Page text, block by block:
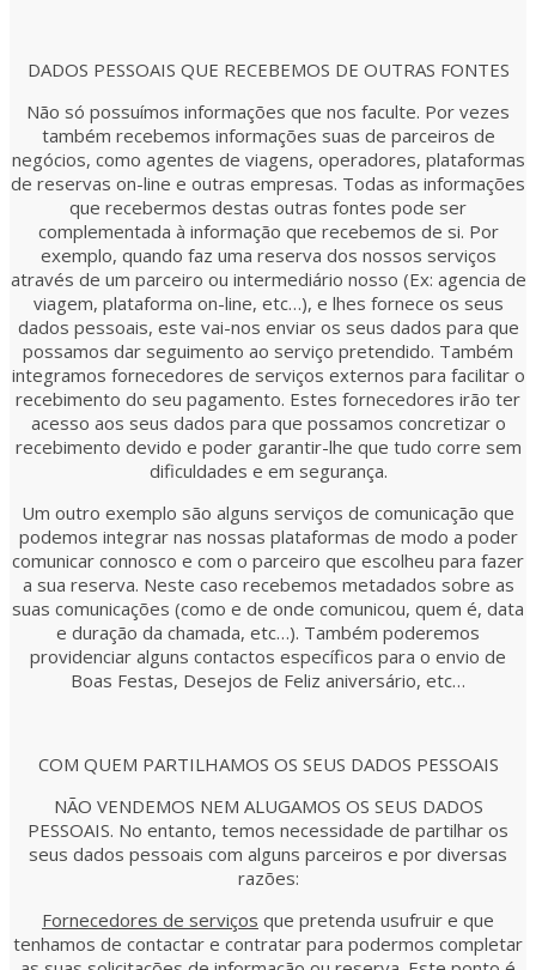
DADOS PESSOAIS QUE RECEBEMOS DE OUTRAS FONTES
Não só possuímos informações que nos faculte. Por vezes
também recebemos informações suas de parceiros de
negócios, como agentes de viagens, operadores, plataformas
de reservas on-line e outras empresas. Todas as informações
que recebermos destas outras fontes pode ser
complementada à informação que recebemos de si. Por
exemplo, quando faz uma reserva dos nossos serviços
através de um parceiro ou intermediário nosso (Ex: agencia de
viagem, plataforma on-line, etc…), e lhes fornece os seus
dados pessoais, este vai-nos enviar os seus dados para que
possamos dar seguimento ao serviço pretendido. Também
integramos fornecedores de serviços externos para facilitar o
recebimento do seu pagamento. Estes fornecedores irão ter
acesso aos seus dados para que possamos concretizar o
recebimento devido e poder garantir-lhe que tudo corre sem
dificuldades e em segurança.
Um outro exemplo são alguns serviços de comunicação que
podemos integrar nas nossas plataformas de modo a poder
comunicar connosco e com o parceiro que escolheu para fazer
a sua reserva. Neste caso recebemos metadados sobre as
suas comunicações (como e de onde comunicou, quem é, data
e duração da chamada, etc…). Também poderemos
providenciar alguns contactos específicos para o envio de
Boas Festas, Desejos de Feliz aniversário, etc…
COM QUEM PARTILHAMOS OS SEUS DADOS PESSOAIS
NÃO VENDEMOS NEM ALUGAMOS OS SEUS DADOS
PESSOAIS. No entanto, temos necessidade de partilhar os
seus dados pessoais com alguns parceiros e por diversas
razões:
Fornecedores de serviços que pretenda usufruir e que
tenhamos de contactar e contratar para podermos completar